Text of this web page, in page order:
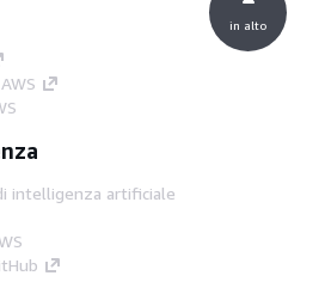
intelligenza artificiale
in alto